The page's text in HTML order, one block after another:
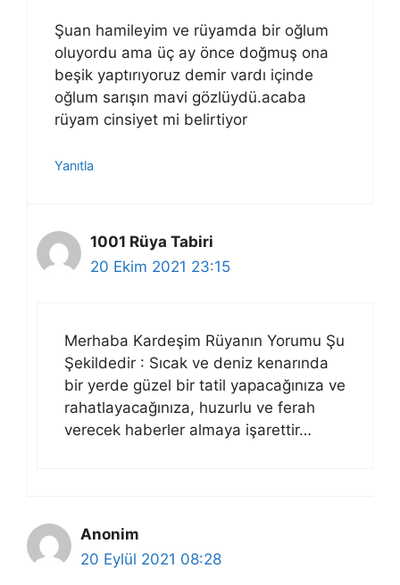
Şuan hamileyim ve rüyamda bir oğlum
oluyordu ama üç ay önce doğmuş ona
beşik yaptırıyoruz demir vardı içinde
oğlum sarışın mavi gözlüydü.acaba
rüyam cinsiyet mi belirtiyor
Yanıtla
1001 Rüya Tabiri
20 Ekim 2021 23:15
Merhaba Kardeşim Rüyanın Yorumu Şu
Şekildedir : Sıcak ve deniz kenarında
bir yerde güzel bir tatil yapacağınıza ve
rahatlayacağınıza, huzurlu ve ferah
verecek haberler almaya işarettir…
Anonim
20 Eylül 2021 08:28